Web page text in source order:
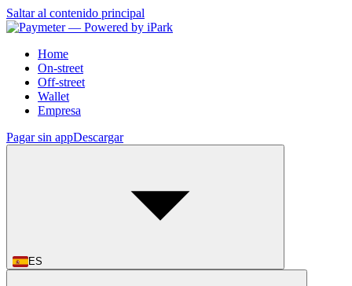
Saltar al contenido principal
Home
On-street
Off-street
Wallet
Empresa
Pagar sin appDescargar
ES